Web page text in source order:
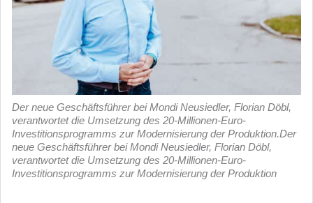
Der neue Geschäftsführer bei Mondi Neusiedler, Florian Döbl,
verantwortet die Umsetzung des 20-Millionen-Euro-
Investitionsprogramms zur Modernisierung der Produktion.Der
neue Geschäftsführer bei Mondi Neusiedler, Florian Döbl,
verantwortet die Umsetzung des 20-Millionen-Euro-
Investitionsprogramms zur Modernisierung der Produktion